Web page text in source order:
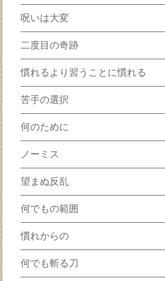
呪いは大変
二度目の奇跡
慣れるより習うことに慣れる
苦手の選択
何のために
ノーミス
望まぬ反乱
何でもの範囲
慣れからの
何でも斬る刀